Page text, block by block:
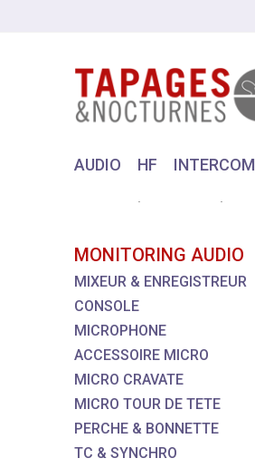
AUDIO HF INTERCOM
MONITORING AUDIO
MIXEUR & ENREGISTREUR
CONSOLE
MICROPHONE
ACCESSOIRE MICRO
MICRO CRAVATE
MICRO TOUR DE TETE
PERCHE & BONNETTE
TC & SYNCHRO